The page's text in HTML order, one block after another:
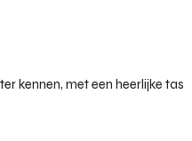
kennen, met een heerlijke tas